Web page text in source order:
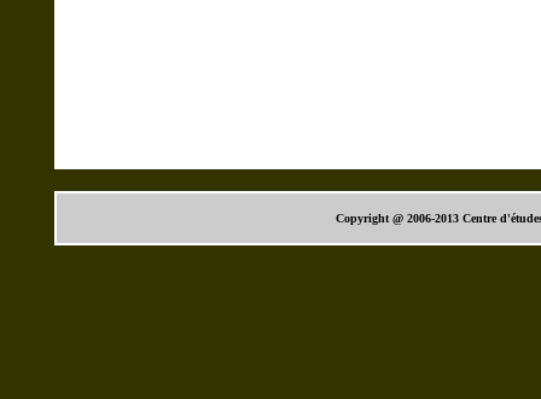
Copyright @ 2006-2013 Centre